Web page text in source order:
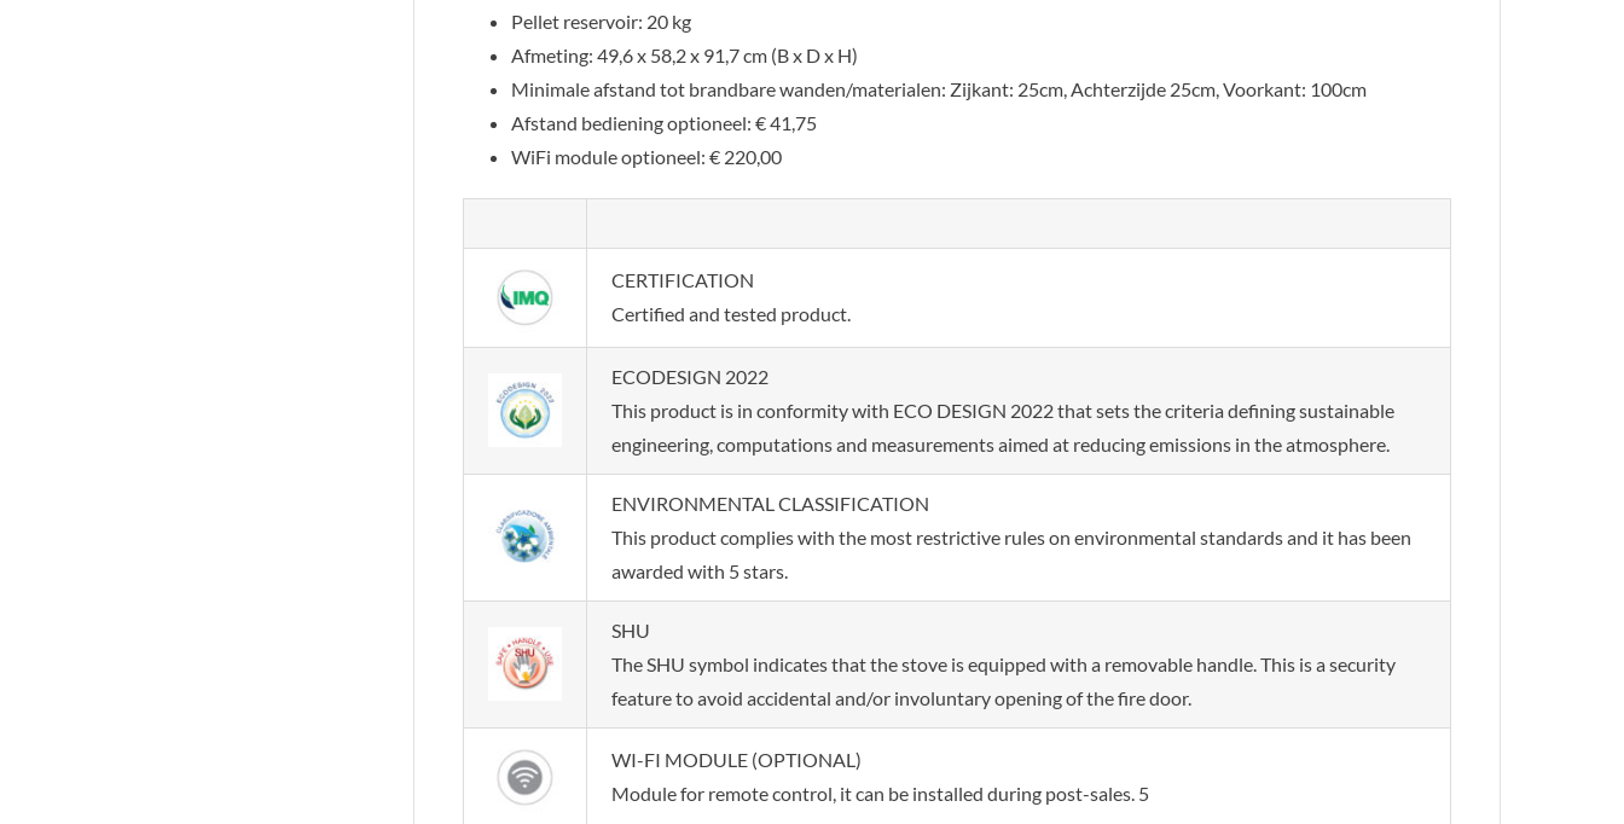
Pellet reservoir: 20 kg
Afmeting: 49,6 x 58,2 x 91,7 cm (B x D x H)
Minimale afstand tot brandbare wanden/materialen: Zijkant: 25cm, Achterzijde 25cm, Voorkant: 100cm
Afstand bediening optioneel: € 41,75
WiFi module optioneel: € 220,00
CERTIFICATION
Certified and tested product.
ECODESIGN 2022
This product is in conformity with ECO DESIGN 2022 that sets the criteria defining sustainable
engineering, computations and measurements aimed at reducing emissions in the atmosphere.
ENVIRONMENTAL CLASSIFICATION
This product complies with the most restrictive rules on environmental standards and it has been
awarded with 5 stars.
SHU
The SHU symbol indicates that the stove is equipped with a removable handle. This is a security
feature to avoid accidental and/or involuntary opening of the fire door.
WI-FI MODULE (OPTIONAL)
Module for remote control, it can be installed during post-sales. 5